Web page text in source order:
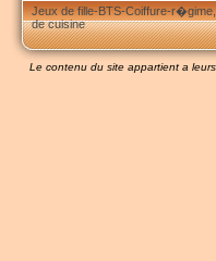
Jeux de fille-BTS-Coiffure-r�gime,
de cuisine
Le contenu du site appartient a